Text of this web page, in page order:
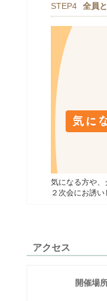
STEP4 全員
気になる方や
２次会にお誘い
アクセス
開催場